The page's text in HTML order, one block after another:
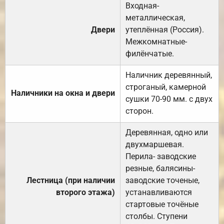
Двери
Входная-
металлическая,
утеплённая (Россия).
Межкомнатные-
филёнчатые.
Наличники на окна и двери
Наличник деревянный,
строганый, камерной
сушки 70-90 мм. с двух
сторон.
Лестница (при наличии
второго этажа)
Деревянная, одно или
двухмаршевая.
Перила- заводские
резные, балясины-
заводские точеные,
устанавливаются
стартовые точёные
столбы. Ступени